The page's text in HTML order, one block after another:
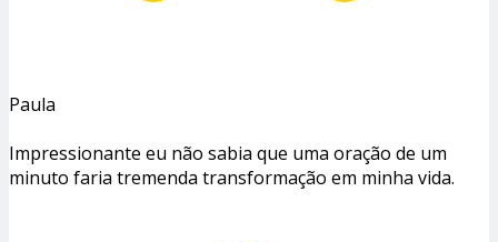
Paula
Impressionante eu não sabia que uma oração de um
minuto faria tremenda transformação em minha vida.